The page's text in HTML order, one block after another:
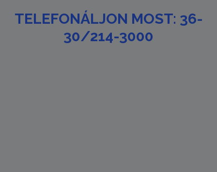
TELEFONÁLJON MOST: 36-
30/214-3000